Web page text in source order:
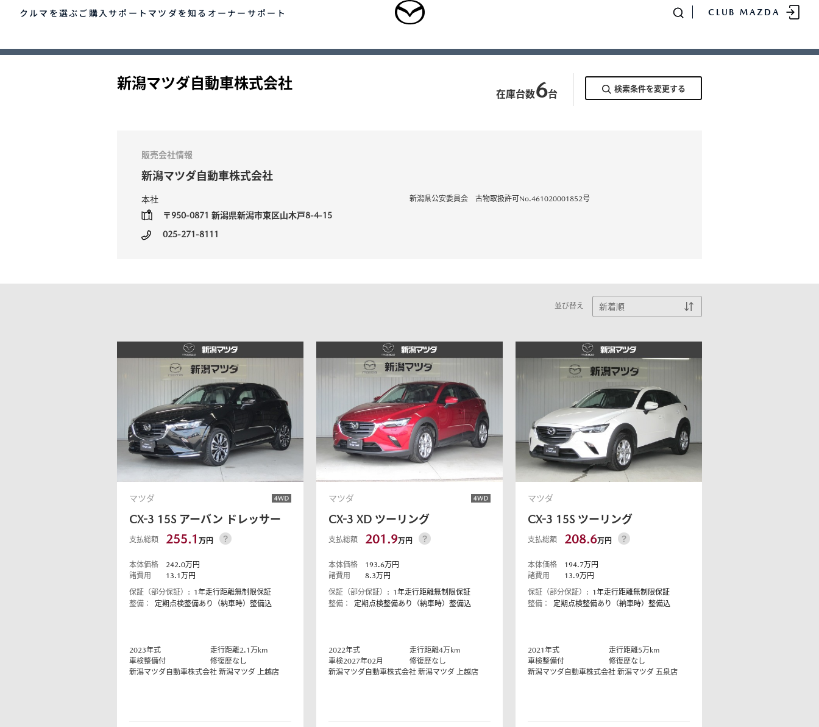
クルマを選ぶ
乗用車 福祉車両
MAZDA CX-30
SUV/クロスオーバー
SUV/クロスオーバー
¥4,433,000〜（消費税込）
MAZDA3 FASTBACK
5ドアスポーツ
MAZDA3 SEDAN
4ドアセダン
MAZDA ROADSTER
スポーツ
MAZDA ROADSTER
RF
スポーツ
¥3,850,000〜（消費税込）
MAZDA CX-3
SUV/クロスオーバー
¥2,704,900〜（消費税込）
MAZDA CX-5
ご購入サポート
クルマ購入ガイド
試乗車検索 購入相談
長時間モニター試乗体
験実施中
ウェブカタログのご紹
介
中古車検索 クレジットプラン サポカーラインナップ
エコカーラインナップ
カーライフケア
パックdeメンテ 自動車保険 延長保証
コーティング
マツダを知る
マツダの想い（ブラン
マツダミュージアム マツダのある暮らし
マツダつくりたいラジ
オ
COMMUNITY
DISCOVER with
MAZDA
MAZDA SPIRIT
RACING（モータース
ポーツ）
MAZDA SPIRIT
RACING ROADSTER
MAZDA DRIVING
オーナーサポート
マツダコネクト
CLASSIC MAZDA
メンテナンス
サービス体制 新車保証
メンテナンスパーツ
メンテナンスノート
リコール情報 お引越しのとき 万が一の時は
法規情報
タイムズカーレンタル
CLUB MAZDA
クルマを選ぶ
車種・グレード比較
クルマ購入ガイド
カンタン見積り
ゲスト 様
正規販売店の魅力
新潟マツダ自動車株式会社
在庫台数6台 検索条件を変更する
販売会社情報
新潟マツダ自動車株式会社
本社
〒950-0871 新潟県新潟市東区山木戸8-4-15
025-271-8111
新潟県公安委員会 古物取扱許可No.461020001852号
並び替え
マツダ
CX-3 15S アーバン ドレッサー
支払総額 255.1万円
本体価格 242.0万円
諸費用
13.1 万円
保証（部分保証）: 1年走行距離無制限保証
整備：
定期点検整備あり（納車時）整備込
2023年式 走行距離2.1万km
車検整備付
修復歴なし
新潟マツダ自動車株式会社 新潟マツダ 上越店
マツダ
CX-3 XD ツーリング
支払総額 201.9万円
本体価格 193.6万円
諸費用
8.3万円
保証（部分保証）: 1年走行距離無制限保証
整備：
定期点検整備あり（納車時）整備込
2022年式 走行距離4万km
車検2027年02月
修復歴なし
新潟マツダ自動車株式会社 新潟マツダ 上越店
マツダ
CX-3 15S ツーリング
支払総額 208.6万円
本体価格 194.7万円
諸費用
13.9万円
保証（部分保証）: 1年走行距離無制限保証
整備：
定期点検整備あり（納車時）整備込
2021年式 走行距離5万km
車検整備付
修復歴なし
新潟マツダ自動車株式会社 新潟マツダ 五泉店